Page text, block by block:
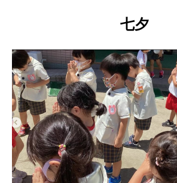
七夕